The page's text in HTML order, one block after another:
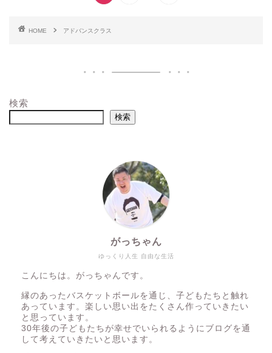
HOME アドバンスクラス
検索
検索
ゆっくり人生 自由な生活
がっちゃん
こんにちは。がっちゃんです。
縁のあったバスケットボールを通じ、子どもたちと触れ
あっています。楽しい思い出をたくさん作っていきたい
と思っています。
30年後の子どもたちが幸せでいられるようにブログを通
して考えていきたいと思います。